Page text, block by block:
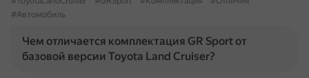
#Автомобиль
Чем отличается комплектация GR Sport от
базовой версии Toyota Land Cruiser?